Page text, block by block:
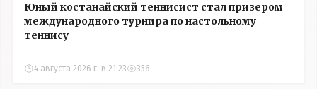
Юный костанайский теннисист стал призером
международного турнира по настольному
теннису
4 августа 2026 г. в 21:23 356